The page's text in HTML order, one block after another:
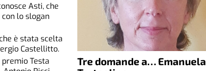
Asti, che
lo slogan
è stata scelta
Castellitto.
Testa
Tre domande a… Emanuela